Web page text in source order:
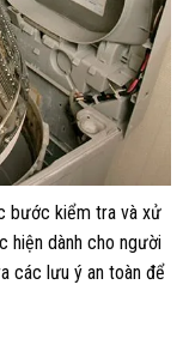
bước kiểm tra và xử
hiện dành cho người
các lưu ý an toàn để